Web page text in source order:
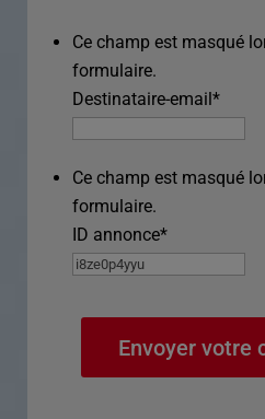
Ce champ est masqué
formulaire.
Destinataire-email*
Ce champ est masqué
formulaire.
ID annonce*